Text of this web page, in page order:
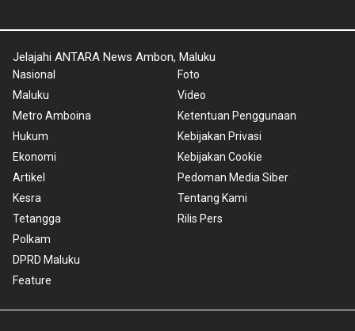
Jelajahi ANTARA News Ambon, Maluku
Nasional
Maluku
Metro Amboina
Hukum
Ekonomi
Artikel
Kesra
Tetangga
Polkam
DPRD Maluku
Feature
Foto
Video
Ketentuan Penggunaan
Kebijakan Privasi
Kebijakan Cookie
Pedoman Media Siber
Tentang Kami
Rilis Pers